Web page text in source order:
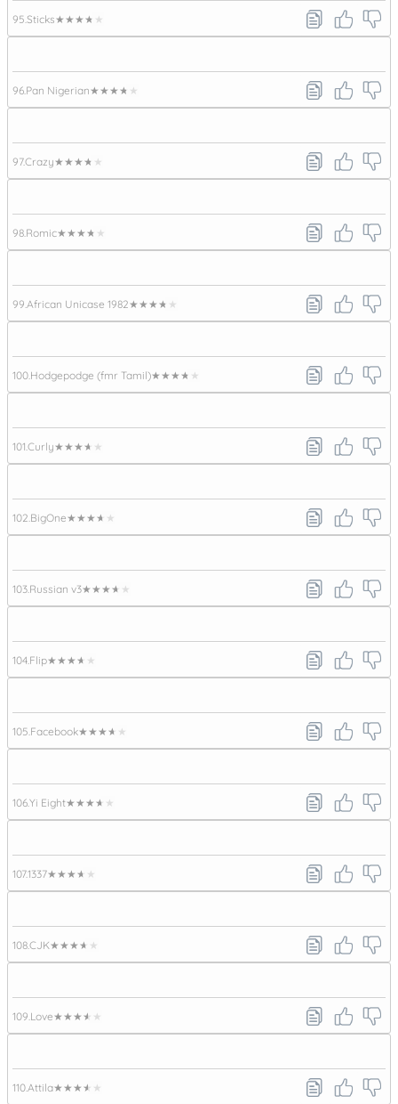
95. Sticks★★★★★
96. Pan Nigerian★★★★★
97.Crazy★★★★★
98. Romic★★★★★
99. African Unicase 1982★★★★★
100. Hodgepodge (fmr Tamil)★★★★★
101. Curly★★★★★
102. BigOne★★★★★
103. Russian v3★★★★★
104. Flip★★★★★
105. Facebook★★★★★
106.Yi Eight★★★★★
107.1337★★★★★
108.CJK★★★★★
109. Love★★★★★
110. Attila★★★★★